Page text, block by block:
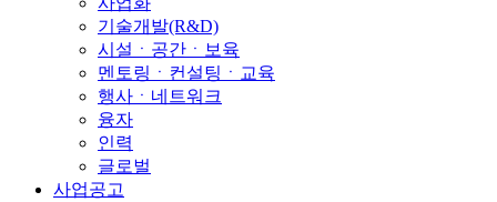
기술개발(R&D)
시설ㆍ공간ㆍ보육
멘토링ㆍ컨설팅ㆍ교육
행사ㆍ네트워크
융자
인력
글로벌
사업공고